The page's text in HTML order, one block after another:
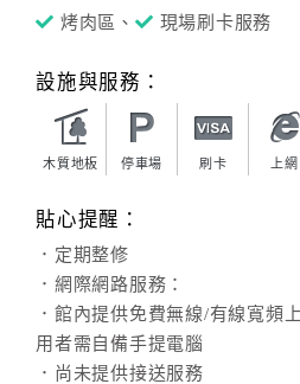
烤肉區、 現場刷卡服務
設施與服務：
木質地板 停車場 刷卡 上網
貼心提醒：
．定期整修
．網際網路服務：
．館內提供免費無線/有線寬頻
用者需自備手提電腦
．尚未提供接送服務